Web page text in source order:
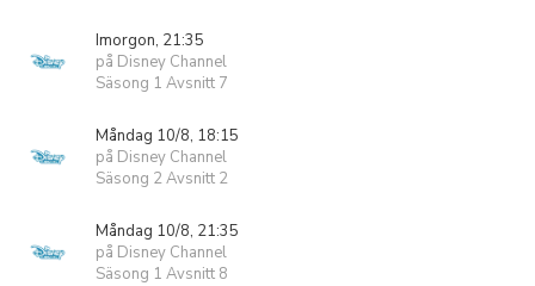
Imorgon, 21:35
på Disney Channel
Säsong 1 Avsnitt 7
Måndag 10/8, 18:15
på Disney Channel
Säsong 2 Avsnitt 2
Måndag 10/8, 21:35
på Disney Channel
Säsong 1 Avsnitt 8